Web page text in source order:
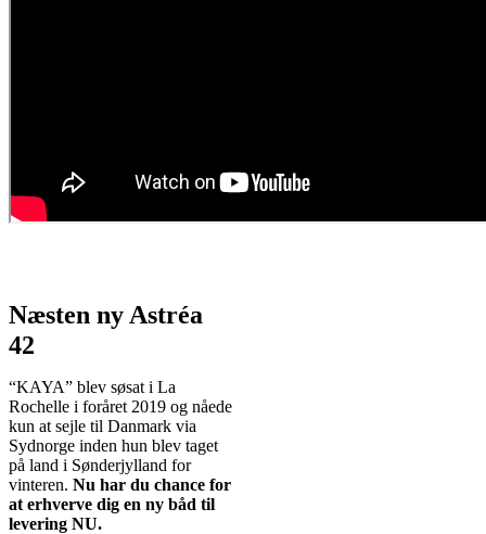
Næsten ny Astréa
42
“KAYA” blev søsat i La
Rochelle i foråret 2019 og nåede
kun at sejle til Danmark via
Sydnorge inden hun blev taget
på land i Sønderjylland for
vinteren. Nu har du chance for
at erhverve dig en ny båd til
levering NU.